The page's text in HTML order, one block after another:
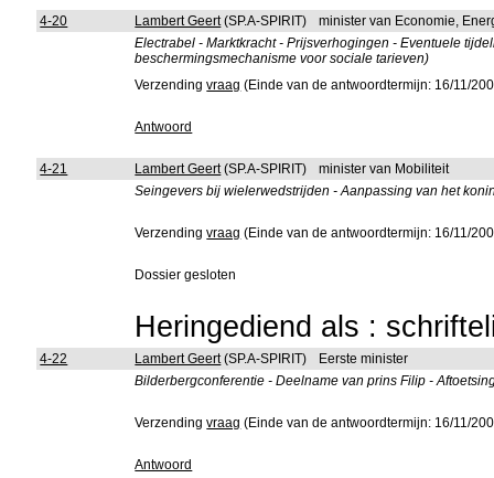
4-20 Lambert Geert(SP.A-SPIRIT)
minister van Economie,
Electrabel - Marktkracht - Prijsverhogingen - Eventuele
beschermingsmechanisme voor sociale tarieven)
Verzendingvraag (Einde van de antwoordtermijn: 16/11/
Antwoord
4-21 Lambert Geert(SP.A-SPIRIT)
minister van Mobiliteit
Seingevers bij wielerwedstrijden - Aanpassing van het
Verzendingvraag (Einde van de antwoordtermijn: 16/11/
Dossier gesloten
Heringediend als :
4-22 Lambert Geert(SP.A-SPIRIT)
Eerste minister
Bilderbergconferentie - Deelname van prins Filip -
Verzendingvraag (Einde van de antwoordtermijn: 16/11/
Antwoord